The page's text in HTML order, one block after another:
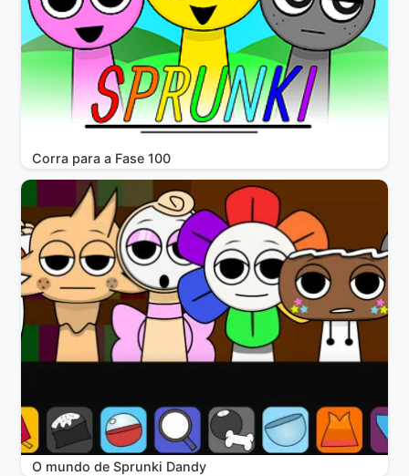
Corra para a Fase 100
O mundo de Sprunki Dandy